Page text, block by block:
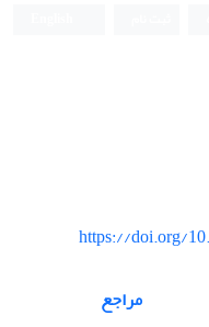
https://doi.org/
مراجع